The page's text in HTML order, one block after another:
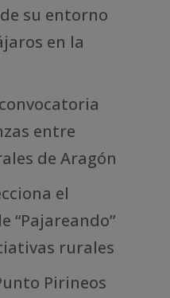
su entorno
en la
entre
de Aragón
el
“Pajareando”
rurales
Pirineos